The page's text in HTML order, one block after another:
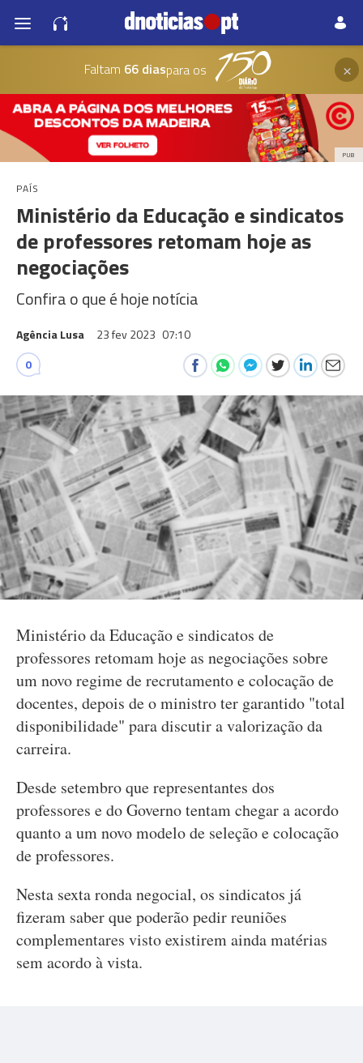
Faltam 66 diaspara os ×
PUB
PAÍS
Ministério da Educação e sindicatos
de professores retomam hoje as
negociações
Confira o que é hoje notícia
Agência Lusa 23 fev 2023 07:10
0
Ministério da Educação e sindicatos de
professores retomam hoje as negociações sobre
um novo regime de recrutamento e colocação de
docentes, depois de o ministro ter garantido "total
disponibilidade" para discutir a valorização da
carreira.
Desde setembro que representantes dos
professores e do Governo tentam chegar a acordo
quanto a um novo modelo de seleção e colocação
de professores.
Nesta sexta ronda negocial, os sindicatos já
fizeram saber que poderão pedir reuniões
complementares visto existirem ainda matérias
sem acordo à vista.